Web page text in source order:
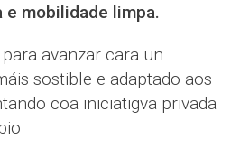
mobilidade limpa.
avanzar cara un
sostible e adaptado aos
coa iniciatigva privada